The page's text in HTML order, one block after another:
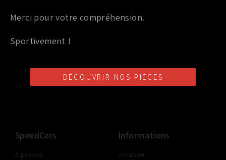
LIVRAISON SHOP2SHOP
CONSEILS PERSONNALISÉS
SpeedCars
A propos
Informations
Livraison
Merci pour votre compréhension.
Sportivement !
DÉCOUVRIR NOS PIÈCES